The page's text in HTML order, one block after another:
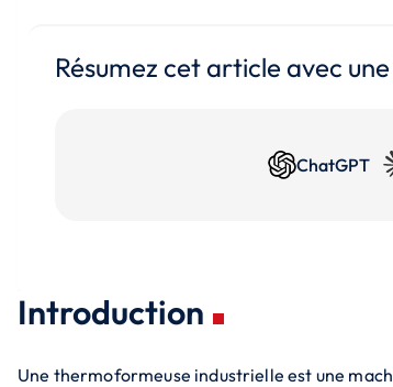
Résumez cet article avec
ChatGPT
Introduction
Une thermoformeuse industrielle est une